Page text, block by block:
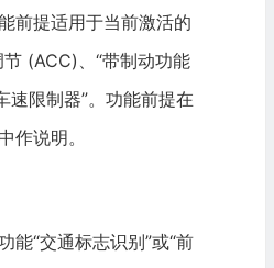
前提适用于当前激活的
(ACC)、“带制动功能
速限制器”。功能前提在
作说明。
能“交通标志识别”或“前